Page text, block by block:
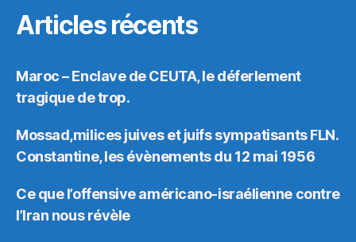
Articles récents
Maroc – Enclave de CEUTA, le déferlement
tragique de trop.
Mossad,milices juives et juifs sympatisants FLN.
Constantine, les évènements du 12 mai 1956
Ce que l’offensive américano-israélienne contre
l’Iran nous révèle